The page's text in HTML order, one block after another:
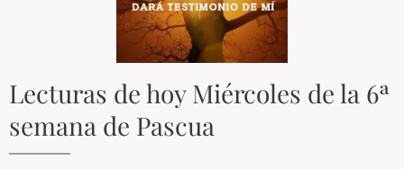
Lecturas de hoy Miércoles de la 6ª
semana de Pascua